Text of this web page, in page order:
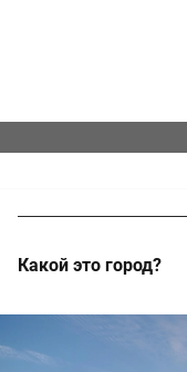
Какой это город?